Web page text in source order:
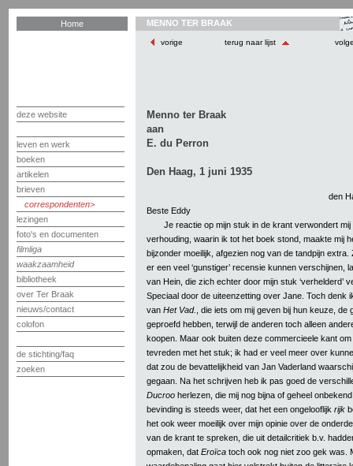
Home
deze website
leven en werk
boeken
artikelen
brieven
correspondenten
lezingen
foto's en documenten
filmliga
waakzaamheid
bibliotheek
over Ter Braak
nieuws/contact
colofon
de stichting/faq
zoeken
MENNO TER BRAAK
vorige terug naar lijst
Menno ter Braak
aan
E. du Perron
Den Haag, 1 juni 1935
den
Beste Eddy
Je reactie op mijn stuk in de krant verwondert mij
verhouding, waarin ik tot het boek stond, maakte mij
bijzonder moeilijk, afgezien nog van de tandpijn extra.
er een veel ‘gunstiger’ recensie kunnen verschijnen,
van Hein, die zich echter door mijn stuk ‘verhelderd’
Speciaal door de uiteenzetting over Jane. Toch denk
van Het Vad.
, die iets om mij geven bij hun keuze, de
geproefd hebben, terwijl de anderen toch alleen
koopen. Maar ook buiten deze commercieele kant
tevreden met het stuk; ik had er veel meer over
dat zou de bevattelijkheid van Jan Vaderland
gegaan. Na het schrijven heb ik pas goed de
Ducroo herlezen, die mij nog bijna of geheel
bevinding is steeds weer, dat het een ongelooflijk rijk
het ook weer moeilijk over mijn opinie over de
van de krant te spreken, die uit detailcritiek b.v.
opmaken, dat Eroïca toch ook nog niet zoo gek was.